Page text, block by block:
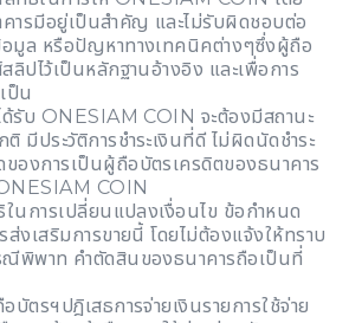
ารมีอยู่เป็นสำคัญ และไม่รับผิดชอบต่อ
มูล หรือปัญหาทางเทคนิคต่างๆซึ่งผู้ถือ
ลิปไว้เป็นหลักฐานอ้างอิง และเพื่อการ
ป็น
ด้รับ ONESIAM COIN จะต้องมีสถานะ
มีประวัติการชำระเงินที่ดี ไม่ผิดนัดชำระ
ของการเป็นผู้ถือบัตรเครดิตของธนาคาร
COIN
นการเปลี่ยนแปลงเงื่อนไข ข้อกำหนด
ส่งเสริมการขายนี้ โดยไม่ต้องแจ้งให้ทราบ
พิพาท คำตัดสินของธนาคารถือเป็นที่
ตรฯปฎิเสธการจ่ายเงินรายการใช้จ่าย